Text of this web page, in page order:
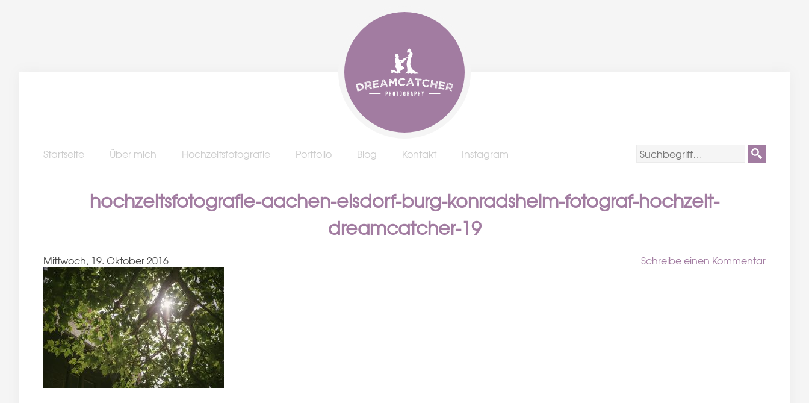
Startseite Über mich Hochzeitsfotografie Portfolio Blog Kontakt Instagram
hochzeitsfotografie-aachen-elsdorf-burg-konradsheim-fotograf-hochzeit-
dreamcatcher-19
Mittwoch, 19. Oktober 2016 Schreibe einen Kommentar